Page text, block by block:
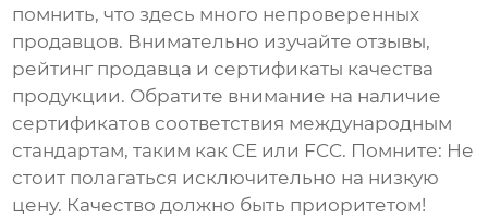
помнить, что здесь много непроверенных
продавцов. Внимательно изучайте отзывы,
рейтинг продавца и сертификаты качества
продукции. Обратите внимание на наличие
сертификатов соответствия международным
стандартам, таким как CE или FCC. Помните: Не
стоит полагаться исключительно на низкую
цену. Качество должно быть приоритетом!